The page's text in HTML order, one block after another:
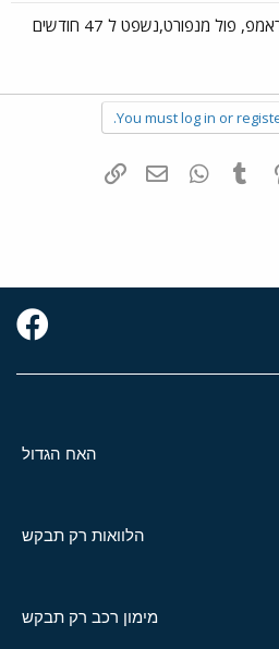
מנהל הקמפיין לשעבר של טראמפ, פול מנפורט,נשפט ל 47 חודשים
You must log in or
Pinterest
Tumblr
WhatsAppדואר אלקטרוני
האח הגדול
הלוואות רק תבקש
מימון רכב רק תבקש